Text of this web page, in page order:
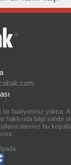
faaliyetimiz yoktur.
bilgi sahibi
bu
: